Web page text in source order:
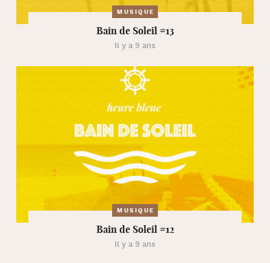
MUSIQUE
Bain de Soleil #13
Il y a 9 ans
MUSIQUE
Bain de Soleil #12
Il y a 9 ans